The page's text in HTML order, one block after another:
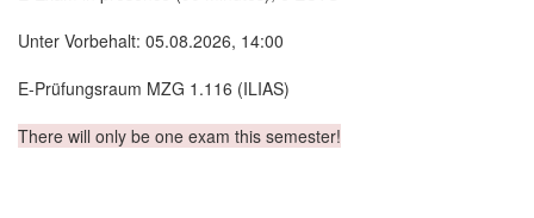
Unter Vorbehalt: 05.08.2026, 14:00
E-Prüfungsraum MZG 1.116 (ILIAS)
There will only be one exam this semester!